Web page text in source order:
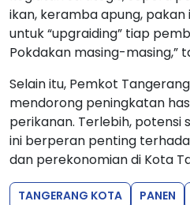
ikan, keramba apung,
untuk “upgraiding” tiap
Pokdakan masing-masing,”
Selain itu, Pemkot
mendorong peningkatan
perikanan. Terlebih, potensi
ini berperan penting
dan perekonomian di Kota
TANGERANG KOTA PANEN